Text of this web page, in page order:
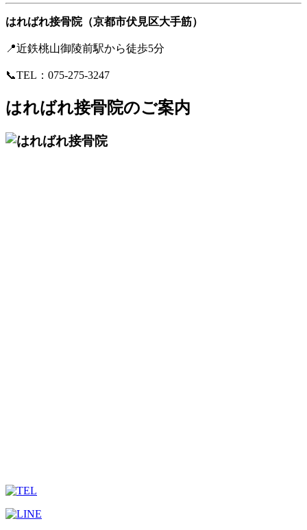
はればれ接骨院（京都市伏見区大手筋）
📍近鉄桃山御陵前駅から徒歩5分
📞TEL：075-275-3247
はればれ接骨院のご案内